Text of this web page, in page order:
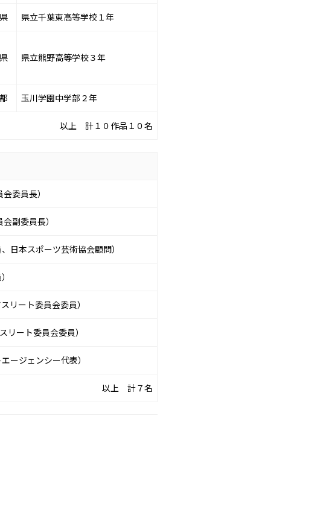
県立千葉東高等学校１年
県立熊野高等学校３年
玉川学園中学部２年
以上 計１０作品１０名
委員長）
副委員長）
本スポーツ芸術協会顧問）
ート委員会委員）
ート委員会委員）
ジェンシー代表）
以上 計７名